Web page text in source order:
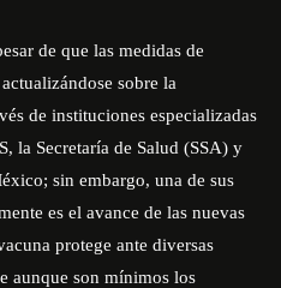
de que las medidas de
sobre la
de instituciones especializadas
la Secretaría de Salud (SSA) y
sin embargo, una de sus
es el avance de las nuevas
protege ante diversas
aunque son mínimos los